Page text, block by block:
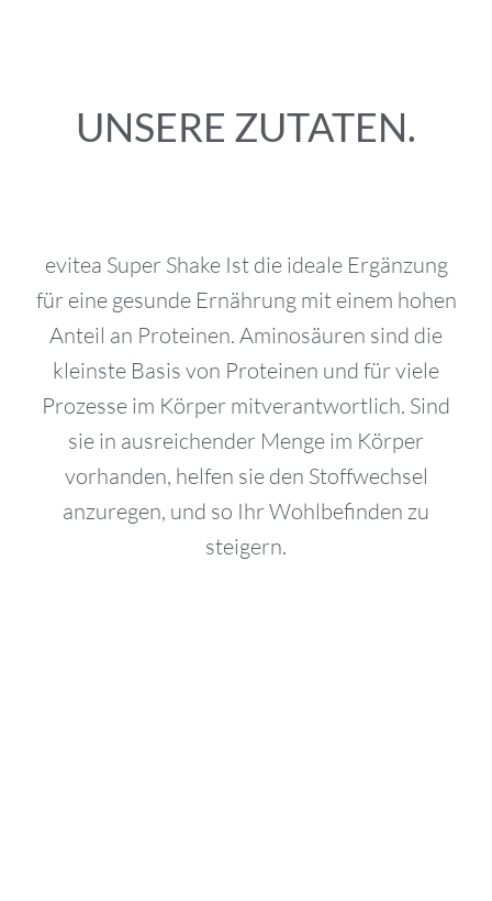
UNSERE ZUTATEN.
evitea Super Shake Ist die ideale Ergänzung
für eine gesunde Ernährung mit einem hohen
Anteil an Proteinen. Aminosäuren sind die
kleinste Basis von Proteinen und für viele
Prozesse im Körper mitverantwortlich. Sind
sie in ausreichender Menge im Körper
vorhanden, helfen sie den Stoffwechsel
anzuregen, und so Ihr Wohlbefinden zu
steigern.